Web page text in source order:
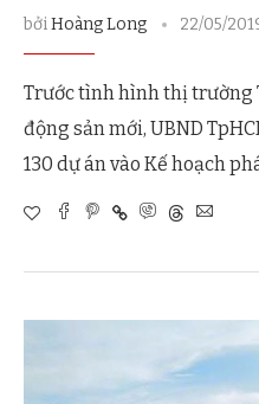
bởiHoàng Long 22/05/
Trước tình hình thị trường
động sản mới, UBND
130 dự án vào Kế hoạch